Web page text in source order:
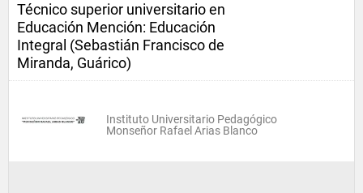
Técnico superior universitario en
Educación Mención: Educación
Integral (Sebastián Francisco de
Miranda, Guárico)
Instituto Universitario Pedagógico
Monseñor Rafael Arias Blanco